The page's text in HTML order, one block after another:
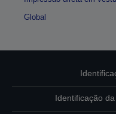
Global
Identificação